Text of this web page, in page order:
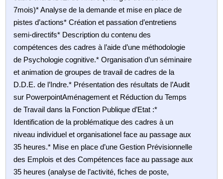
7mois)* Analyse de la demande et mise en place de
pistes d’actions* Création et passation d’entretiens
semi-directifs* Description du contenu des
compétences des cadres à l’aide d’une méthodologie
de Psychologie cognitive.* Organisation d’un séminaire
et animation de groupes de travail de cadres de la
D.D.E. de l’Indre.* Présentation des résultats de l’Audit
sur PowerpointAménagement et Réduction du Temps
de Travail dans la Fonction Publique d’Etat :*
Identification de la problématique des cadres à un
niveau individuel et organisationel face au passage aux
35 heures.* Mise en place d’une Gestion Prévisionnelle
des Emplois et des Compétences face au passage aux
35 heures (analyse de l’activité, fiches de poste,